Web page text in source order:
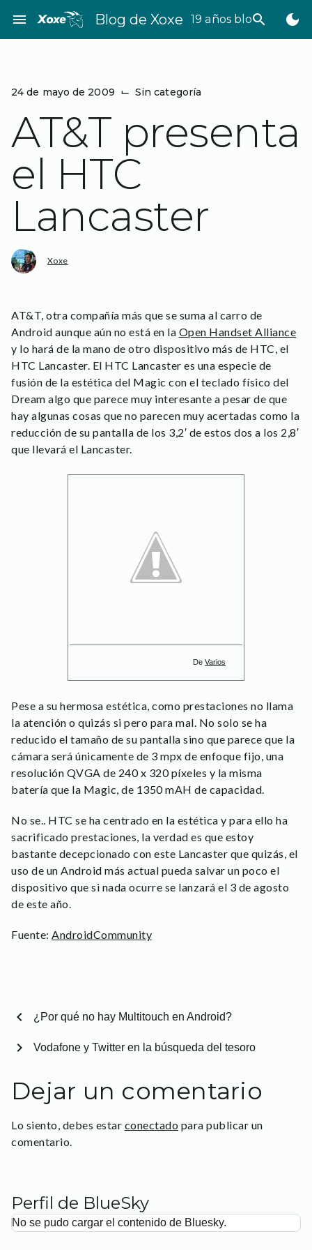
contenido
menu Blog de Xoxe 19 años bloggeando
search dark_mode
24 de mayo de 2009 ⌙ Sin categoría
AT&T presenta
el HTC
Lancaster
Xoxe
AT&T, otra compañía más que se suma al carro de
Android aunque aún no está en la Open Handset Alliance
y lo hará de la mano de otro dispositivo más de HTC, el
HTC Lancaster. El HTC Lancaster es una especie de
fusión de la estética del Magic con el teclado físico del
Dream algo que parece muy interesante a pesar de que
hay algunas cosas que no parecen muy acertadas como la
reducción de su pantalla de los 3,2′ de estos dos a los 2,8′
que llevará el Lancaster.
De Varios
Pese a su hermosa estética, como prestaciones no llama
la atención o quizás si pero para mal. No solo se ha
reducido el tamaño de su pantalla sino que parece que la
cámara será únicamente de 3 mpx de enfoque fijo, una
resolución QVGA de 240 x 320 píxeles y la misma
batería que la Magic, de 1350 mAH de capacidad.
No se.. HTC se ha centrado en la estética y para ello ha
sacrificado prestaciones, la verdad es que estoy
bastante decepcionado con este Lancaster que quizás, el
uso de un Android más actual pueda salvar un poco el
dispositivo que si nada ocurre se lanzará el 3 de agosto
de este año.
Fuente: AndroidCommunity
chevron_left ¿Por qué no hay Multitouch en Android?
Vodafone y Twitter en la búsqueda del tesoro
chevron_right
Dejar un comentario
Lo siento, debes estar conectado para publicar un
comentario.
Perfil de BlueSky
No se pudo cargar el contenido de Bluesky.